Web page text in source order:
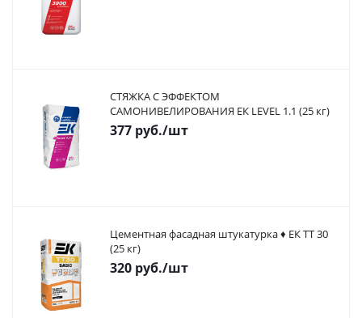
СТЯЖКА С ЭФФЕКТОМ
САМОНИВЕЛИРОВАНИЯ ЕК LEVEL 1.1 (25 кг)
377 руб./шт
Цементная фасадная штукатурка ♦ ЕК ТТ 30
(25 кг)
320 руб./шт